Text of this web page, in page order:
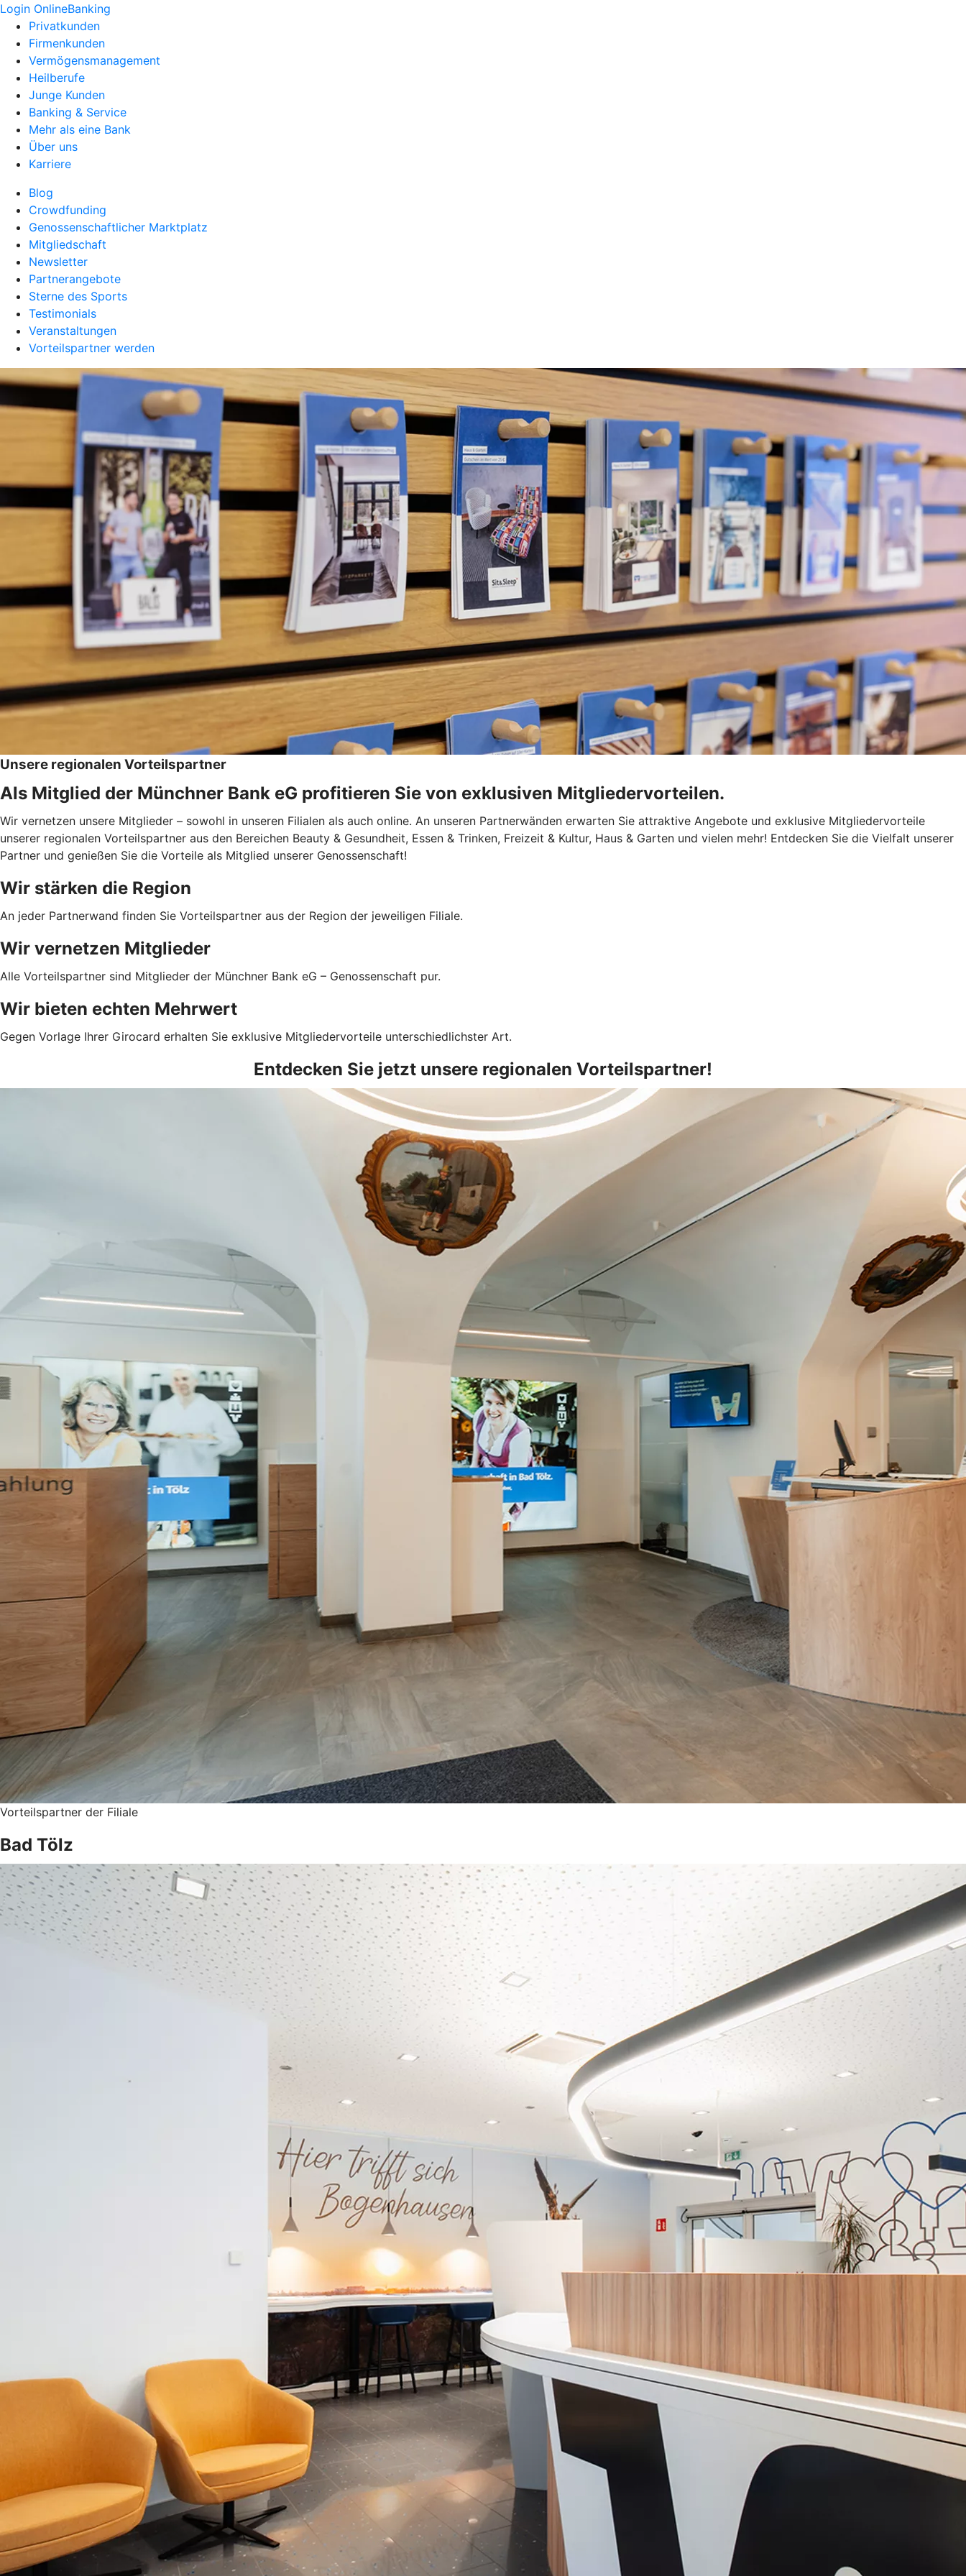
Login OnlineBanking
Privatkunden
Firmenkunden
Vermögensmanagement
Heilberufe
Junge Kunden
Banking & Service
Mehr als eine Bank
Über uns
Karriere
Blog
Crowdfunding
Genossenschaftlicher Marktplatz
Mitgliedschaft
Newsletter
Partnerangebote
Sterne des Sports
Testimonials
Veranstaltungen
Vorteilspartner werden
Unsere regionalen Vorteilspartner
Als Mitglied der Münchner Bank eG profitieren Sie von exklusiven Mitgliedervorteilen.
Wir vernetzen unsere Mitglieder – sowohl in unseren Filialen als auch online. An unseren Partnerwänden erwarten Sie attraktive Angebote und exklusive Mitgliedervorteile
unserer regionalen Vorteilspartner aus den Bereichen Beauty & Gesundheit, Essen & Trinken, Freizeit & Kultur, Haus & Garten und vielen mehr! Entdecken Sie die Vielfalt unserer
Partner und genießen Sie die Vorteile als Mitglied unserer Genossenschaft!
Wir stärken die Region
An jeder Partnerwand finden Sie Vorteilspartner aus der Region der jeweiligen Filiale.
Wir vernetzen Mitglieder
Alle Vorteilspartner sind Mitglieder der Münchner Bank eG – Genossenschaft pur.
Wir bieten echten Mehrwert
Gegen Vorlage Ihrer Girocard erhalten Sie exklusive Mitgliedervorteile unterschiedlichster Art.
Entdecken Sie jetzt unsere regionalen Vorteilspartner!
Vorteilspartner der Filiale
Bad Tölz